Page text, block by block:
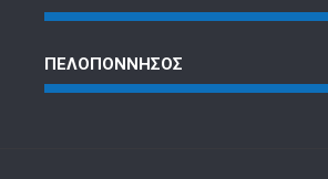
ΠΕΛΟΠΟΝΝΗΣΟΣ